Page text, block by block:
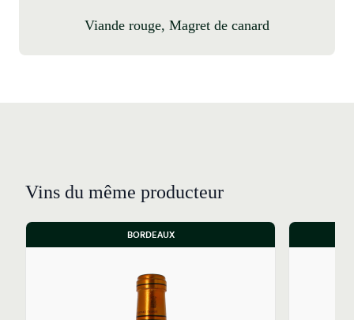
Viande rouge, Magret de canard
Vins du même producteur
BORDEAUX